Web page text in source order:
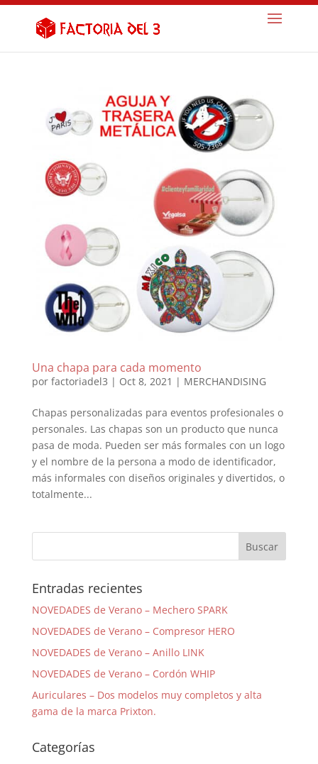
Una chapa para cada momento
por factoriadel3 | Oct 8, 2021 | MERCHANDISING
Chapas personalizadas para eventos profesionales o
personales. Las chapas son un producto que nunca
pasa de moda. Pueden ser más formales con un logo
y el nombre de la persona a modo de identificador,
más informales con diseños originales y divertidos, o
totalmente...
Entradas recientes
NOVEDADES de Verano – Mechero SPARK
NOVEDADES de Verano – Compresor HERO
NOVEDADES de Verano – Anillo LINK
NOVEDADES de Verano – Cordón WHIP
Auriculares – Dos modelos muy completos y alta
gama de la marca Prixton.
Categorías